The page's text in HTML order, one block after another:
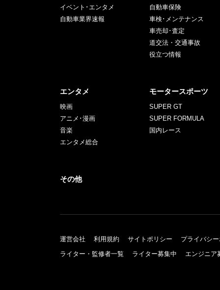
イベント･エンタメ
自動車業界速報
自動車保険
車検･メンテナンス
車売却･査定
道交法・交通事故
役立つ情報
エンタメ
映画
アニメ･漫画
音楽
エンタメ総合
モータースポーツ
SUPER GT
SUPER FORMULA
国内レース
その他
運営会社 利用規約 サイトポリシー
プライバシ
ライター・監修者一覧
ライター募集中 エンジニア